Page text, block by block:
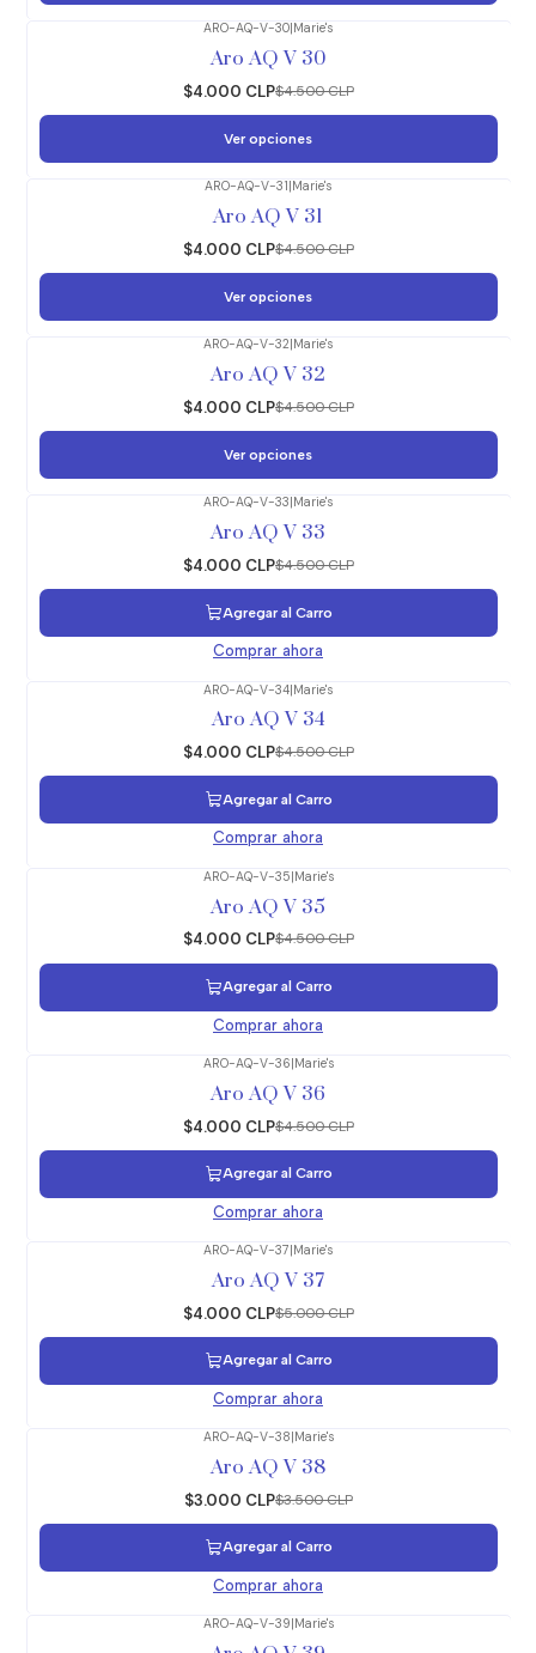
ARO-AQ-V-30 Marie's
Aro AQ V 30
$4.000 CLP$4.500 CLP
Ver opciones
ARO-AQ-V-31 Marie's
Aro AQ V 31
$4.000 CLP$4.500 CLP
Ver opciones
ARO-AQ-V-32 Marie's
Aro AQ V 32
$4.000 CLP$4.500 CLP
Ver opciones
ARO-AQ-V-33 Marie's
Aro AQ V 33
$4.000 CLP$4.500 CLP
Agregar al Carro
Comprar ahora
ARO-AQ-V-34|Marie's
Aro AQ V 34
$4.000 CLP$4.500 CLP
Agregar al Carro
Comprar ahora
ARO-AQ-V-35|Marie's
Aro AQ V 35
$4.000 CLP$4.500 CLP
Agregar al Carro
Comprar ahora
ARO-AQ-V-36|Marie's
Aro AQ V 36
$4.000 CLP$4.500 CLP
Agregar al Carro
Comprar ahora
ARO-AQ-V-37|Marie's
Aro AQ V 37
$4.000 CLP$5.000 CLP
Agregar al Carro
Comprar ahora
ARO-AQ-V-38|Marie's
Aro AQ V 38
$3.000 CLP$3.500 CLP
Agregar al Carro
Comprar ahora
ARO-AQ-V-39|Marie's